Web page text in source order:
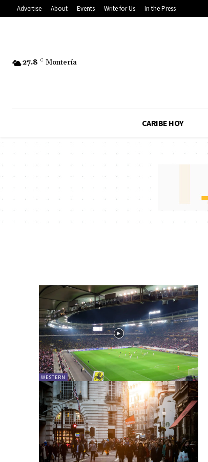
Advertise About Events Write for Us In the Press
27.8 C Montería
CARIBE HOY
WESTERN